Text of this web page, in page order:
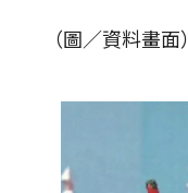
（圖／資料畫面）